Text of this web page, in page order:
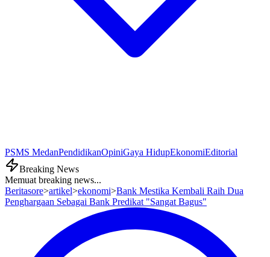
PSMS MedanPendidikanOpiniGaya HidupEkonomiEditorial
Breaking News
Memuat breaking news...
Beritasore>artikel>ekonomi>Bank Mestika Kembali Raih Dua
Penghargaan Sebagai Bank Predikat "Sangat Bagus"